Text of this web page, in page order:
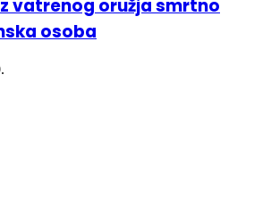
vatrenog oružja smrtno
osoba